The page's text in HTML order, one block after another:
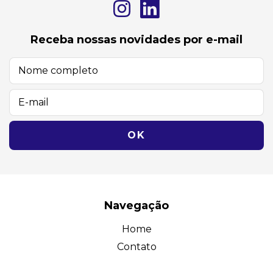
Receba nossas novidades por e-mail
Navegação
Home
Contato